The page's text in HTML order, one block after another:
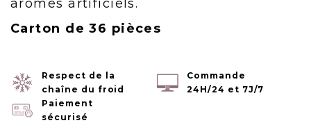
arômes artificiels.
Carton de 36 pièces
Respect de la
chaîne du froid
Commande
24H/24 et 7J/7
Paiement
sécurisé